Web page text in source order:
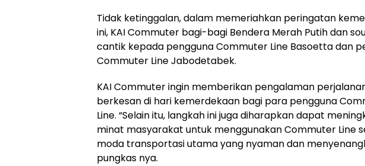
Tidak ketinggalan, dalam memeriahkan peringatan
ini, KAI Commuter bagi-bagi Bendera Merah Putih dan
cantik kepada pengguna Commuter Line Basoetta dan
Commuter Line Jabodetabek.
KAI Commuter ingin memberikan pengalaman
berkesan di hari kemerdekaan bagi para pengguna
Line. “Selain itu, langkah ini juga diharapkan dapat
minat masyarakat untuk menggunakan Commuter Line
moda transportasi utama yang nyaman dan
pungkas nya.